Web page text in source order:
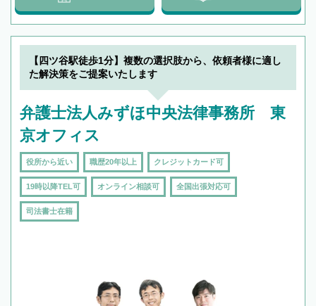
【四ツ谷駅徒歩1分】複数の選択肢から、依頼者様に適し
た解決策をご提案いたします
弁護士法人みずほ中央法律事務所 東
京オフィス
役所から近い 職歴20年以上 クレジットカード可
19時以降TEL可 オンライン相談可 全国出張対応可
司法書士在籍